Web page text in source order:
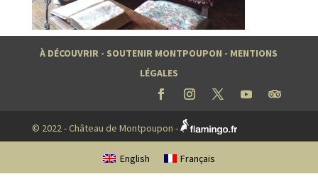
À DÉCOUVRIR - SOUTENIR MONTPOUPON - MENTIONS
LÉGALES
© 2022 - Château de Montpoupon -
English Français